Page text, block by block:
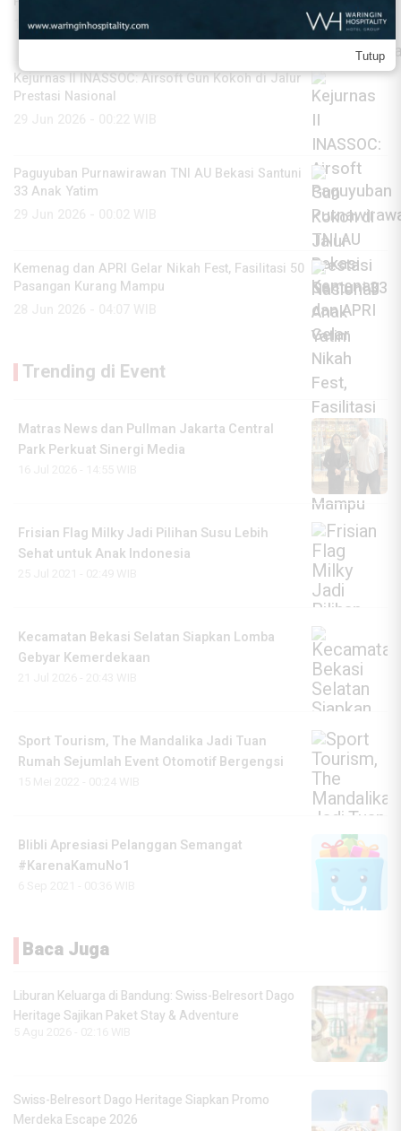
16 Jul 2026 - 14:55 WIB
Kejurnas II INASSOC: Airsoft Gun Kokoh di Jalur
Prestasi Nasional
Paguyuban Purnawirawan TNI AU Bekasi Santuni
33 Anak Yatim
Kemenag dan APRI Gelar Nikah Fest, Fasilitasi 50
Pasangan Kurang Mampu
Trending di Event
Matras News dan Pullman Jakarta Central
Park Perkuat Sinergi Media
Frisian Flag Milky Jadi Pilihan Susu Lebih
Sehat untuk Anak Indonesia
Kecamatan Bekasi Selatan Siapkan Lomba
Gebyar Kemerdekaan
Sport Tourism, The Mandalika Jadi Tuan
Rumah Sejumlah Event Otomotif Bergengsi
Blibli Apresiasi Pelanggan Semangat
#KarenaKamuNo1
Baca Juga
Liburan Keluarga di Bandung: Swiss-Belresort Dago
Heritage Sajikan Paket Stay & Adventure
Swiss-Belresort Dago Heritage Siapkan Promo
Merdeka Escape 2026
Tutup